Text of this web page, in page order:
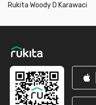
Rukita Woody D Karawaci